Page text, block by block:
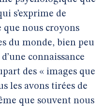
s’exprime de
que nous croyons
du monde, bien peu
connaissance
des « images que
les avons tirées de
que souvent nous